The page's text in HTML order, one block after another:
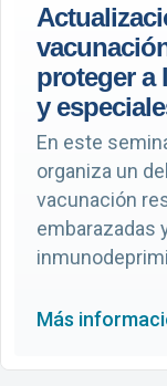
proteger a
y
En este
organiza un
vacunación
embarazadas
Más